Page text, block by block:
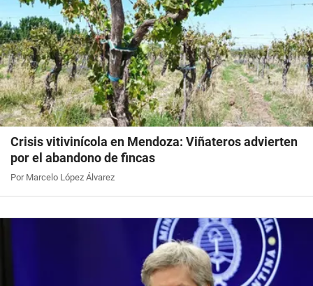
Crisis vitivinícola en Mendoza: Viñateros advierten
por el abandono de fincas
Por Marcelo López Álvarez